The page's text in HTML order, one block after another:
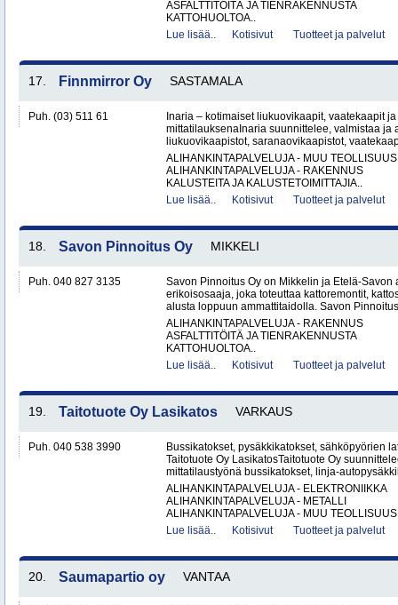
ASFALTTITÖITÄ JA TIENRAKENNUSTA
KATTOHUOLTOA..
Lue lisää..
Kotisivut Tuotteet ja palvelut
17. Finnmirror Oy SASTAMALA
Puh. (03) 511 61
Inaria – kotimaiset liukuovikaapit, vaatekaapit
mittatilauksenaInaria suunnittelee, valmistaa ja
liukuovikaapistot, saranaovikaapistot,
ALIHANKINTAPALVELUJA - MUU TEOLLISUUS
ALIHANKINTAPALVELUJA - RAKENNUS
KALUSTEITA JA KALUSTETOIMITTAJIA..
Lue lisää..
Kotisivut Tuotteet ja palvelut
18. Savon Pinnoitus Oy MIKKELI
Puh. 040 827 3135
Savon Pinnoitus Oy on Mikkelin ja Etelä-Savon
erikoisosaaja, joka toteuttaa kattoremontit,
alusta loppuun ammattitaidolla. Savon
ALIHANKINTAPALVELUJA - RAKENNUS
ASFALTTITÖITÄ JA TIENRAKENNUSTA
KATTOHUOLTOA..
Lue lisää..
Kotisivut Tuotteet ja palvelut
19. Taitotuote Oy Lasikatos VARKAUS
Puh. 040 538 3990
Bussikatokset, pysäkkikatokset, sähköpyörien
Taitotuote Oy LasikatosTaitotuote Oy
mittatilaustyönä bussikatokset, linja-
ALIHANKINTAPALVELUJA - ELEKTRONIIKKA
ALIHANKINTAPALVELUJA - METALLI
ALIHANKINTAPALVELUJA - MUU
Lue lisää..
Kotisivut Tuotteet ja palvelut
20. Saumapartio oy VANTAA